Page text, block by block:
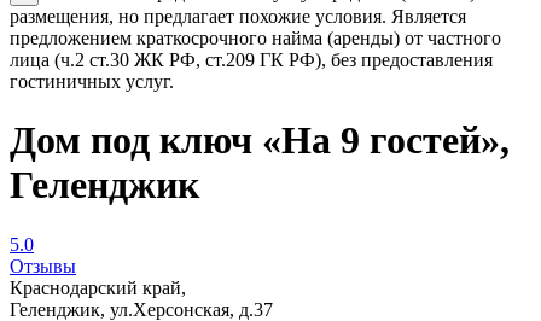
размещения, но предлагает похожие условия. Является
предложением краткосрочного найма (аренды) от частного
лица (ч.2 ст.30 ЖК РФ, ст.209 ГК РФ), без предоставления
гостиничных услуг.
Дом под ключ «На 9 гостей»,
Геленджик
5.0
Отзывы
Краснодарский край,
Геленджик, ул.Херсонская, д.37